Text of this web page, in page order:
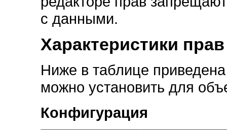
с данными.
Характеристики прав
Ниже в таблице
можно установить для
Конфигурация